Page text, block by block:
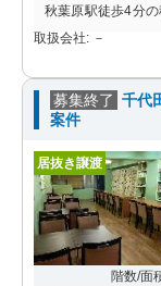
秋葉原駅徒歩4分
取扱会社: －
募集終了 千代
案件
居抜き譲渡
階数/面